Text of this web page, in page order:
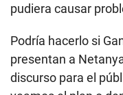
pudiera causar
Podría hacerlo si
presentan a
discurso para el